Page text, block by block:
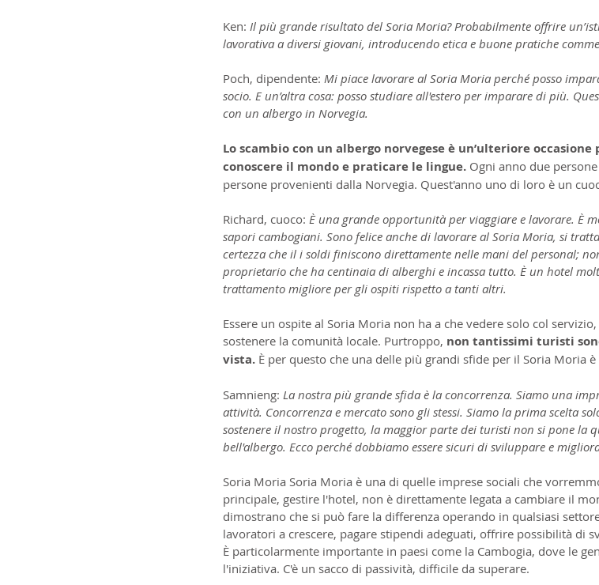
Ken: Il più grande risultato del Soria Moria? Probabilmente offrire
lavorativa a diversi giovani, introducendo etica e buone pratiche
Poch, dipendente: Mi piace lavorare al Soria Moria perché posso
socio. E un’altra cosa: posso studiare all'estero per imparare di più.
con un albergo in Norvegia.
Lo scambio con un albergo norvegese è un’ulteriore
conoscere il mondo e praticare le lingue. Ogni anno due
persone provenienti dalla Norvegia. Quest'anno uno di loro è un
Richard, cuoco: È una grande opportunità per viaggiare e lavorare. È
sapori cambogiani. Sono felice anche di lavorare al Soria Moria, si
certezza che il i soldi finiscono direttamente nelle mani del personal;
proprietario che ha centinaia di alberghi e incassa tutto. È un hotel
trattamento migliore per gli ospiti rispetto a tanti altri.
Essere un ospite al Soria Moria non ha a che vedere solo col
sostenere la comunità locale. Purtroppo, non tantissimi turisti
vista. È per questo che una delle più grandi sfide per il Soria Moria
Samnieng: La nostra più grande sfida è la concorrenza. Siamo una
attività. Concorrenza e mercato sono gli stessi. Siamo la prima scelta
sostenere il nostro progetto, la maggior parte dei turisti non si pone la
bell'albergo. Ecco perché dobbiamo essere sicuri di sviluppare e
Soria Moria Soria Moria è una di quelle imprese sociali che
principale, gestire l'hotel, non è direttamente legata a cambiare il
dimostrano che si può fare la differenza operando in qualsiasi
lavoratori a crescere, pagare stipendi adeguati, offrire possibilità di
È particolarmente importante in paesi come la Cambogia, dove le
l'iniziativa. C'è un sacco di passività, difficile da superare.